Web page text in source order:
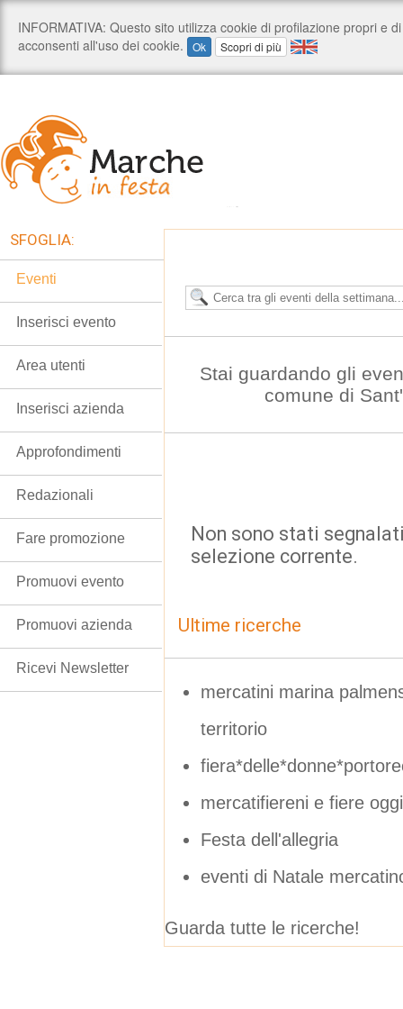
Stai guardando gli
comune di
Non sono stati
selezione corrente.
Ultime ricerche
mercatini marina
territorio
mercatifiereni e fiere oggi
Festa dell'allegria
eventi di Natale
Guarda tutte le ricerche!
SFOGLIA:
Eventi
Inserisci evento
Area utenti
Inserisci azienda
Approfondimenti
Redazionali
Fare promozione
Promuovi evento
Promuovi azienda
Ricevi Newsletter